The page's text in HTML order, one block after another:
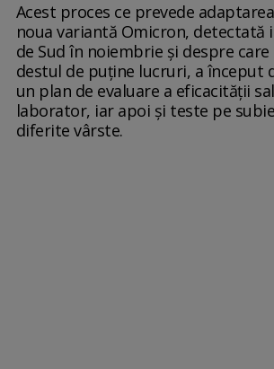
Acest proces ce prevede
noua variantă Omicron, detectată
de Sud în noiembrie şi despre care
destul de puţine lucruri, a început
un plan de evaluare a eficacităţii
laborator, iar apoi şi teste pe
diferite vârste.